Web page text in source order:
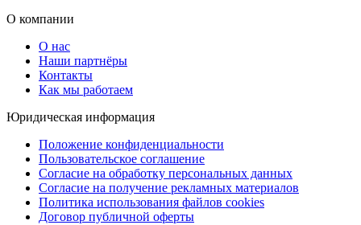
О компании
О нас
Наши партнёры
Контакты
Как мы работаем
Юридическая информация
Положение конфиденциальности
Пользовательское соглашение
Согласие на обработку персональных данных
Согласие на получение рекламных материалов
Политика использования файлов cookies
Договор публичной оферты